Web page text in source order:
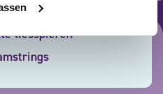
liesspieren